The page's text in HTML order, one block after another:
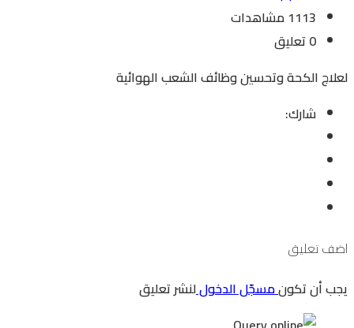
1113 مشاهدات
0 تعليق
لعلاج الكحة وتحسين وظائف الشعب الهوائية
شارك:
اضف تعليق
يجب أن تكونمسجّل الدخوللنشر تعليق